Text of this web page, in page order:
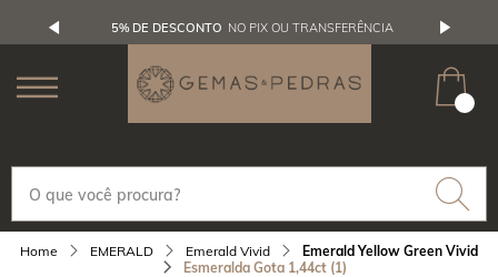
5% DE DESCONTO NO PIX OU TRANSFERÊNCIA
EMERALD Emerald Vivid
Emerald Yellow Green Vivid
Esmeralda Gota 1,44ct (1)